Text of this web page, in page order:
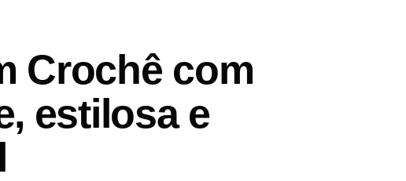
Crochê com
estilosa e